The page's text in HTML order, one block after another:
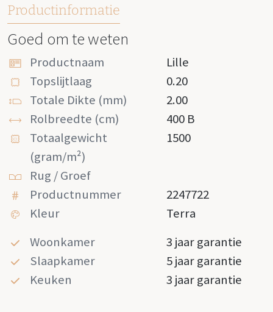
Productinformatie
Goed om te weten
Productnaam
Lille
Topslijtlaag
0.20
Totale Dikte (mm)
2.00
Rolbreedte (cm)
400 B
Totaalgewicht
(gram/m²)
1500
Rug / Groef
Productnummer
2247722
Kleur
Terra
Woonkamer
3 jaar garantie
Slaapkamer
5 jaar garantie
Keuken
3 jaar garantie